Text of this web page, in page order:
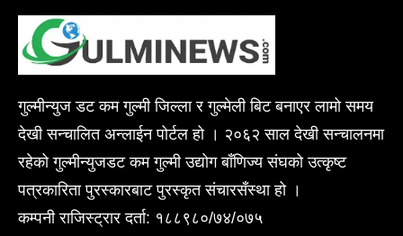
गुल्मीन्युज डट कम गुल्मी जिल्ला र गुल्मेली बिट बनाएर लामो समय
देखी सन्चालित अन्लाईन पोर्टल हो । २०६२ साल देखी सन्चालनमा
रहेको गुल्मीन्युजडट कम गुल्मी उद्योग बाँणिज्य संघको उत्कृष्ट
पत्रकारिता पुरस्कारबाट पुरस्कृत संचारसँस्था हो ।
कम्पनी राजिस्ट्रार दर्ता: १८८९८०/७४/०७५